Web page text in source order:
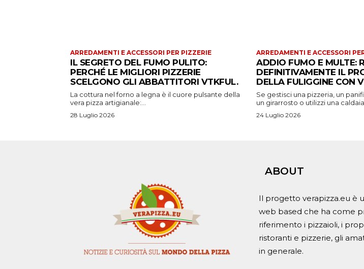
ARREDAMENTI E ACCESSORI PER PIZZERIE
IL SEGRETO DEL FUMO PULITO:
PERCHÉ LE MIGLIORI PIZZERIE
SCELGONO GLI ABBATTITORI VTKFUL.
La cottura nel forno a legna è il cuore pulsante della
vera pizza artigianale:...
28 Luglio 2026
ARREDAMENTI E ACCESSORI
ADDIO FUMO E MULTE:
DEFINITIVAMENTE IL
DELLA FULIGGINE CON
Se gestisci una pizzeria, un
un girarrosto o utilizzi una
24 Luglio 2026
ABOUT
Il progetto verapizza.eu è
web based che ha come
riferimento i pizzaioli, i
ristoranti e pizzerie, gli
in generale.